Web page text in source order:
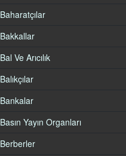
Baharatçılar
Bakkallar
Bal Ve Arıcılık
Balıkçılar
Bankalar
Basın Yayın Organları
Berberler